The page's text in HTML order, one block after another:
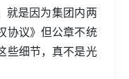
就是因为集团内两
协议》但公章不统
些细节，真不是光